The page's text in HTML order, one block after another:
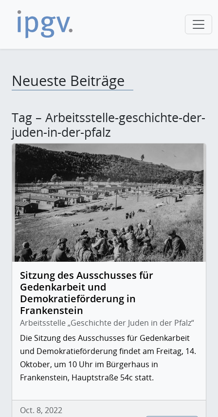
Neueste Beiträge
Tag – Arbeitsstelle-geschichte-der-
juden-in-der-pfalz
Sitzung des Ausschusses für
Gedenkarbeit und
Demokratieförderung in
Frankenstein
Arbeitsstelle „Geschichte der Juden in der Pfalz“
Die Sitzung des Ausschusses für Gedenkarbeit
und Demokratieförderung findet am Freitag, 14.
Oktober, um 10 Uhr im Bürgerhaus in
Frankenstein, Hauptstraße 54c statt.
Oct. 8, 2022